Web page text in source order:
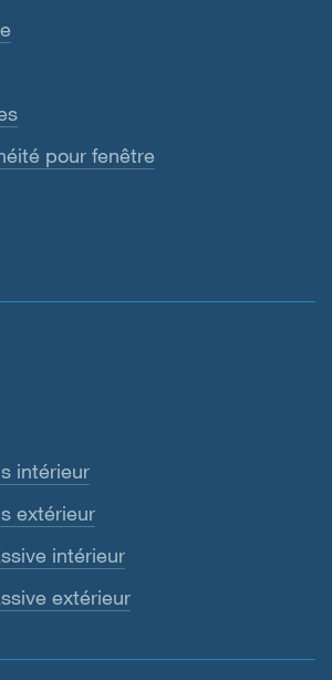
pour fenêtre
intérieur
extérieur
intérieur
extérieur